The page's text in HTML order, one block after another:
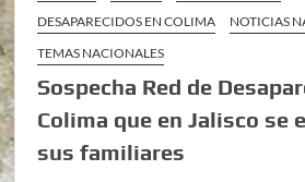
DESAPARECIDOS EN COLIMA
NOTICIAS
TEMAS NACIONALES
Sospecha Red de
Colima que en Jalisco se
sus familiares